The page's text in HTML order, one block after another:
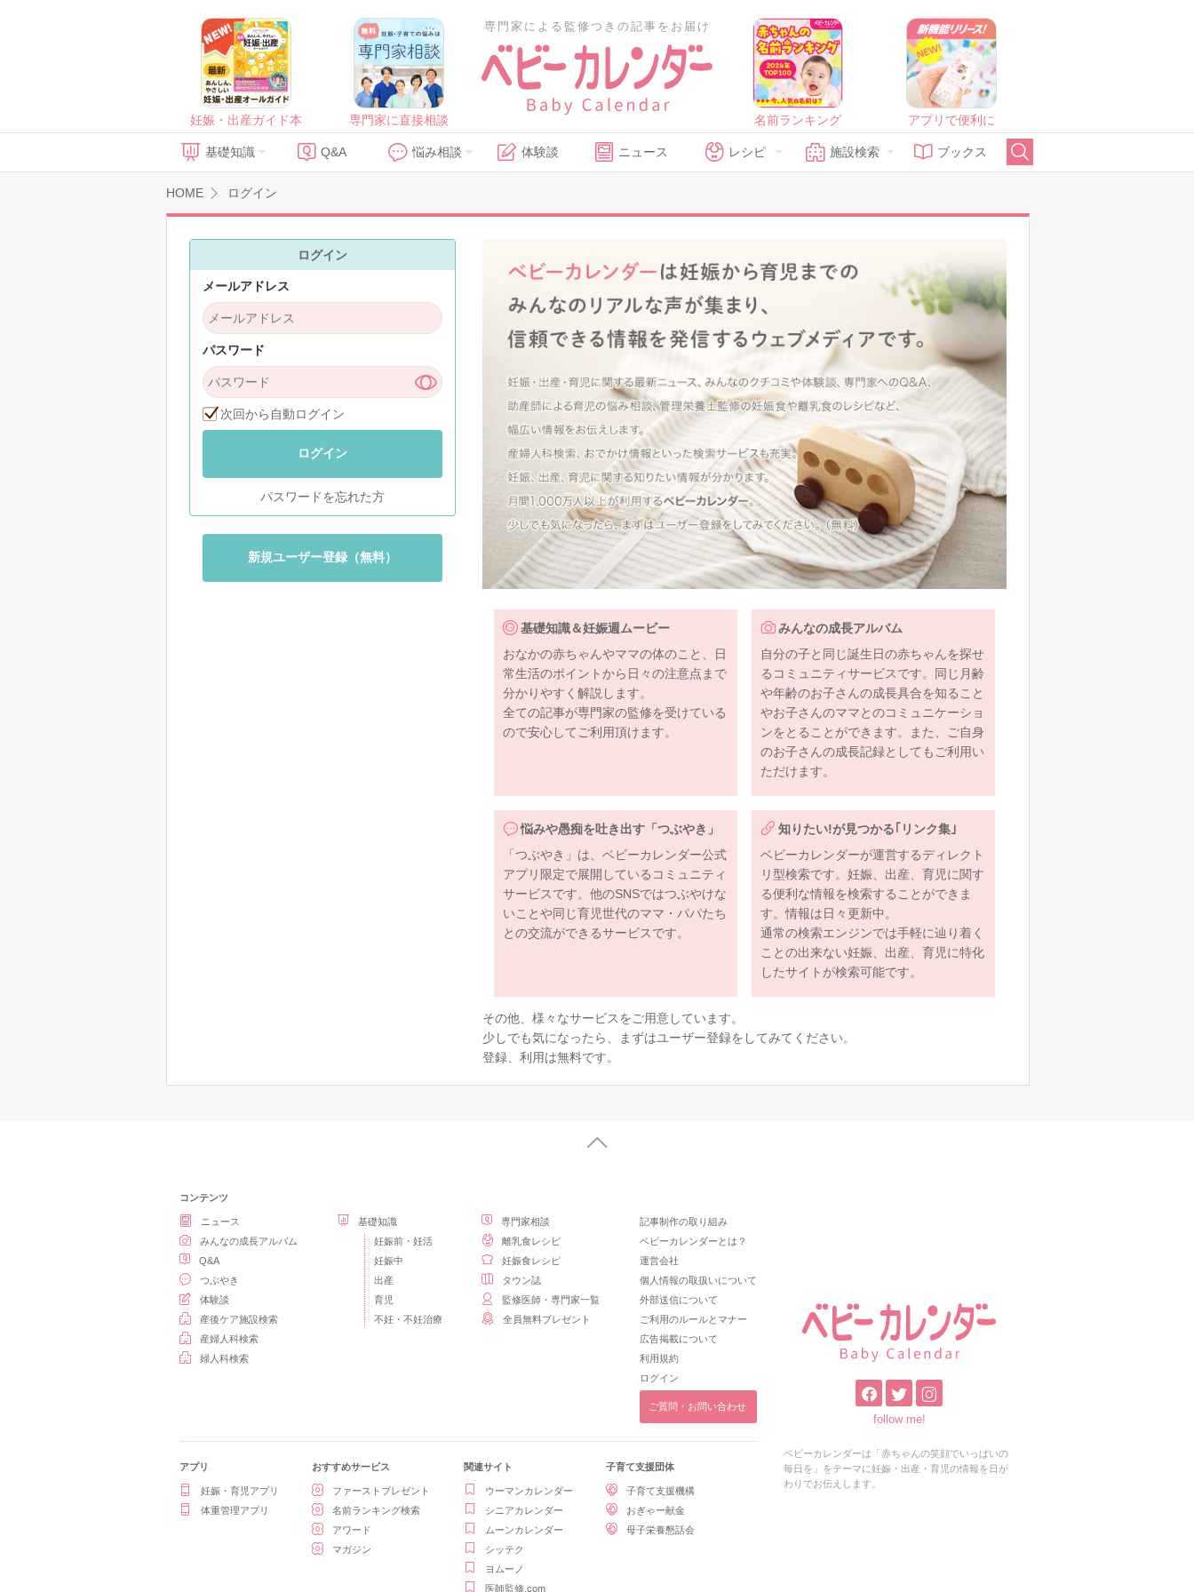
妊娠・出産ガイド本 専門家に直接相談
専門家による監修つきの記事をお届け
名前ランキング アプリで便利に
基礎知識 Q&A 悩み相談 体験談 ニュース レシピ 施設検索 ブックス
HOME ログイン
ログイン
メールアドレス
パスワード
次回から自動ログイン
ログイン
パスワードを忘れた方
新規ユーザー登録（無料）
基礎知識＆妊娠週ムービー
おなかの赤ちゃんやママの体のこと、日
常生活のポイントから日々の注意点まで
分かりやすく解説します。
全ての記事が専門家の監修を受けている
ので安心してご利用頂けます。
みんなの成長アルバム
自分の子と同じ誕生日の赤ちゃんを探せ
るコミュニティサービスです。同じ月齢
や年齢のお子さんの成長具合を知ること
やお子さんのママとのコミュニケーショ
ンをとることができます。また、ご自身
のお子さんの成長記録としてもご利用い
ただけます。
悩みや愚痴を吐き出す「つぶやき」
「つぶやき」は、ベビーカレンダー公式
アプリ限定で展開しているコミュニティ
サービスです。他のSNSではつぶやけな
いことや同じ育児世代のママ・パパたち
との交流ができるサービスです。
知りたい!が見つかる｢リンク集｣
ベビーカレンダーが運営するディレクト
リ型検索です。妊娠、出産、育児に関す
る便利な情報を検索することができま
す。情報は日々更新中。
通常の検索エンジンでは手軽に辿り着く
ことの出来ない妊娠、出産、育児に特化
したサイトが検索可能です。
その他、様々なサービスをご用意しています。
少しでも気になったら、まずはユーザー登録をしてみてください。
登録、利用は無料です。
コンテンツ
ニュース
みんなの成長アルバム
Q&A
つぶやき
体験談
産後ケア施設検索
産婦人科検索
婦人科検索
基礎知識
妊娠前・妊活
妊娠中
出産
育児
不妊・不妊治療
専門家相談
離乳食レシピ
妊娠食レシピ
タウン誌
監修医師・専門家一覧
全員無料プレゼント
記事制作の取り組み
ベビーカレンダーとは？
運営会社
個人情報の取扱いについて
外部送信について
ご利用のルールとマナー
広告掲載について
利用規約
ログイン
ご質問・お問い合わせ
アプリ
妊娠・育児アプリ
体重管理アプリ
おすすめサービス
ファーストプレゼント
名前ランキング検索
アワード
マガジン
関連サイト
ウーマンカレンダー
シニアカレンダー
ムーンカレンダー
シッテク
ヨムーノ
医師監修.com
子育て支援団体
子育て支援機構
おぎゃー献金
母子栄養懇話会
follow me!
ベビーカレンダーは「赤ちゃんの笑顔でいっぱいの
毎日を」をテーマに妊娠・出産・育児の情報を日が
わりでお伝えします。